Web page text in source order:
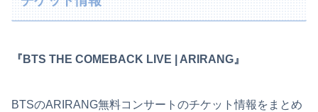
『BTS THE COMEBACK LIVE | ARIRANG』
BTSのARIRANG無料コンサートのチケット情報をまとめ